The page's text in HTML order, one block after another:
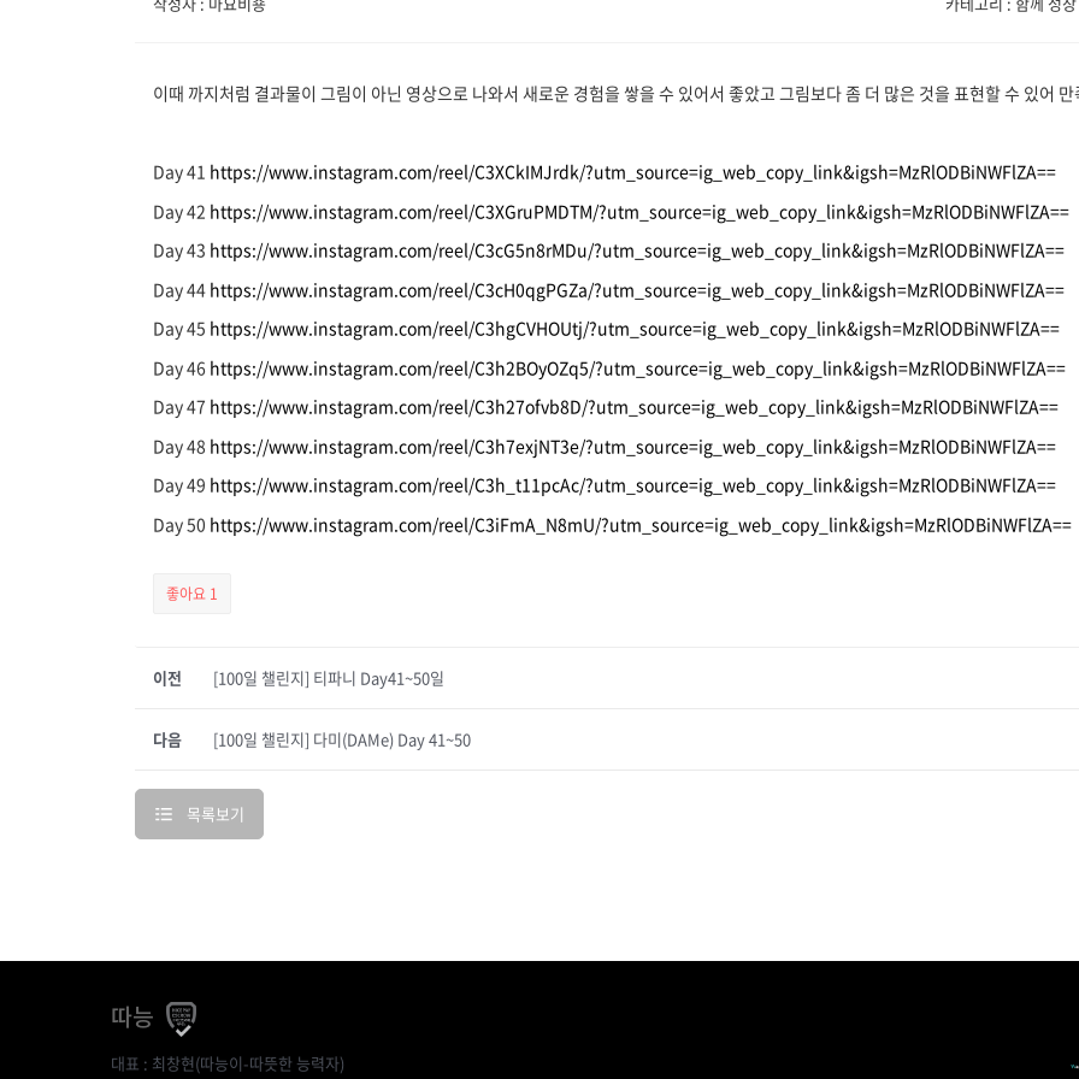
이때 까지처럼 결과물이 그림이 아닌 영상으로 나와서 새로운 경험을 쌓을 수 있어서 좋았고 그림보다 좀 더 많은 것을 표현할 수 있어
Day 41 https://www.instagram.com/reel/C3XCkIMJrdk/?utm_source=ig_web_copy_link&igsh=MzRlODBiNWFlZA==
Day 42 https://www.instagram.com/reel/C3XGruPMDTM/?utm_source=ig_web_copy_link&igsh=MzRlODBiNWFlZA==
Day 43 https://www.instagram.com/reel/C3cG5n8rMDu/?utm_source=ig_web_copy_link&igsh=MzRlODBiNWFlZA==
Day 44 https://www.instagram.com/reel/C3cH0qgPGZa/?utm_source=ig_web_copy_link&igsh=MzRlODBiNWFlZA==
Day 45 https://www.instagram.com/reel/C3hgCVHOUtj/?utm_source=ig_web_copy_link&igsh=MzRlODBiNWFlZA==
Day 46 https://www.instagram.com/reel/C3h2BOyOZq5/?utm_source=ig_web_copy_link&igsh=MzRlODBiNWFlZA==
Day 47 https://www.instagram.com/reel/C3h27ofvb8D/?utm_source=ig_web_copy_link&igsh=MzRlODBiNWFlZA==
Day 48 https://www.instagram.com/reel/C3h7exjNT3e/?utm_source=ig_web_copy_link&igsh=MzRlODBiNWFlZA==
Day 49 https://www.instagram.com/reel/C3h_t11pcAc/?utm_source=ig_web_copy_link&igsh=MzRlODBiNWFlZA==
Day 50 https://www.instagram.com/reel/C3iFmA_N8mU/?utm_source=ig_web_copy_link&igsh=MzRlODBiNWFlZA==
좋아요 1
이전 [100일 챌린지] 티파니 Day41~50일
[100일 챌린지] 다미(DAMe) Day 41~50
다음
목록보기
따능
대표 : 최창현(따능이-따뜻한 능력자)